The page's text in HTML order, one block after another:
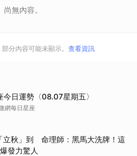
尚無內容。
分內容可能未顯示。 查看資訊
今日運勢〈08.07星期五〉
網每日星座
立秋」到 命理師：黑馬大洗牌！這
發力驚人